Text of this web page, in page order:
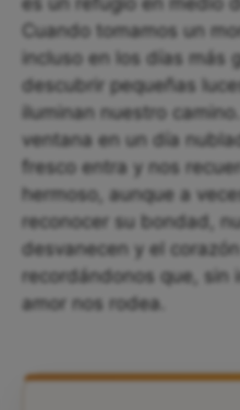
Cuando tomamos un
incluso en los días más
descubrir pequeñas
iluminan nuestro
ventana en un día
fresco entra y nos
hermoso, aunque a
reconocer su bondad,
desvanecen y el
recordándonos que, sin
amor nos rodea.